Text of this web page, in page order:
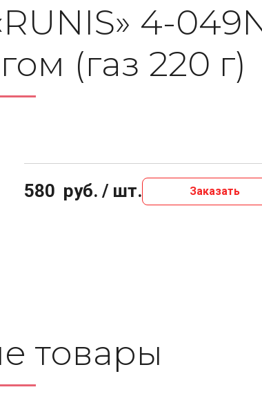
4-
(газ 220 г)
580 руб. / шт. Заказать
то­ва­ры